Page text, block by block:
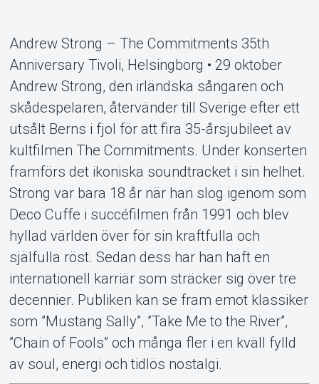
Support
Andrew Strong – The Commitments 35th
Anniversary Tivoli, Helsingborg • 29 oktober
Andrew Strong, den irländska sångaren och
skådespelaren, återvänder till Sverige efter ett
utsålt Berns i fjol för att fira 35-årsjubileet av
kultfilmen The Commitments. Under konserten
framförs det ikoniska soundtracket i sin helhet.
Strong var bara 18 år när han slog igenom som
Deco Cuffe i succéfilmen från 1991 och blev
hyllad världen över för sin kraftfulla och
själfulla röst. Sedan dess har han haft en
internationell karriär som sträcker sig över tre
decennier. Publiken kan se fram emot klassiker
som ”Mustang Sally”, ”Take Me to the River”,
”Chain of Fools” och många fler i en kväll fylld
av soul, energi och tidlös nostalgi.